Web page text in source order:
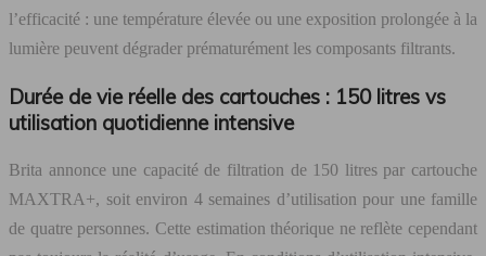
l’efficacité : une température élevée ou une exposition prolongée à la
lumière peuvent dégrader prématurément les composants filtrants.
Durée de vie réelle des cartouches : 150 litres vs
utilisation quotidienne intensive
Brita annonce une capacité de filtration de 150 litres par cartouche
MAXTRA+, soit environ 4 semaines d’utilisation pour une famille
de quatre personnes. Cette estimation théorique ne reflète cependant